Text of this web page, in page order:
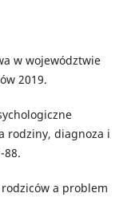
w województwie
2019.
rodziny, diagnoza i
88.
a problem